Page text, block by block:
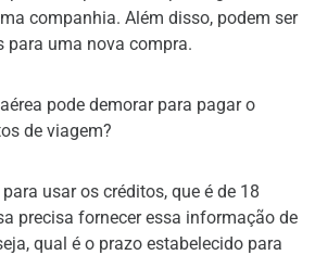
companhia. Além disso, podem ser
para uma nova compra.
pode demorar para pagar o
de viagem?
usar os créditos, que é de 18
precisa fornecer essa informação de
qual é o prazo estabelecido para